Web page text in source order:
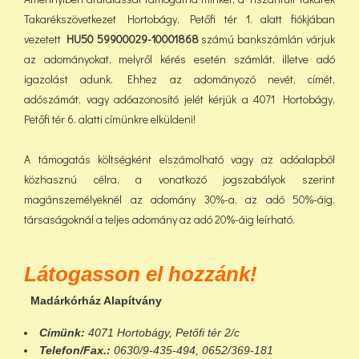
Takarékszövetkezet Hortobágy, Petőfi tér 1. alatt fiókjában
vezetett HU50 59900029-10001868számú bankszámlán várjuk
az adományokat, melyről kérés esetén számlát, illetve adó
igazolást adunk. Ehhez az adományozó nevét, címét,
adószámát, vagy adóazonosító jelét kérjük a 4071 Hortobágy,
Petőfi tér 6. alatti címünkre elküldeni!
A támogatás költségként elszámolható vagy az adóalapból
közhasznú célra, a vonatkozó jogszabályok szerint
magánszemélyeknél az adomány 30%-a, az adó 50%-áig,
társaságoknál a teljes adomány az adó 20%-áig leírható.
Látogasson el hozzánk!
Madárkórház Alapítvány
Címünk: 4071 Hortobágy, Petőfi tér 2/c
Telefon/Fax.: 0630/9-435-494, 0652/369-181